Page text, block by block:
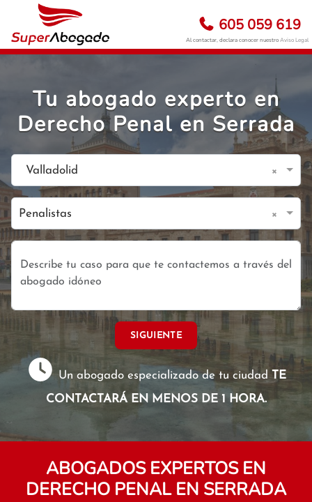
605 059 619
Al contactar, declara conocer nuestroAviso Legal
Tu abogado experto en
Derecho Penal en Serrada
Valladolid ×
Penalistas ×
SIGUIENTE
Un abogado especializado de tu ciudadTE
CONTACTARÁ EN MENOS DE 1 HORA.
ABOGADOS EXPERTOS EN
DERECHO PENAL EN SERRADA